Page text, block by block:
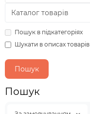
Пошук в підкатегоріях
Шукати в описах товарів
Пошук